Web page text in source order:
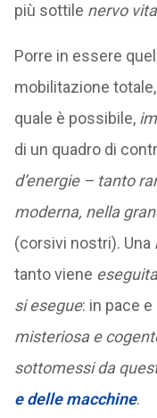
più sottile nervo
Porre in essere
mobilitazione
quale è possibile,
di un quadro di
d’energie – tanto
moderna, nella
(corsivi nostri). Una
tanto viene eseguita
si esegue: in pace e
misteriosa e
sottomessi da
e delle macchine.